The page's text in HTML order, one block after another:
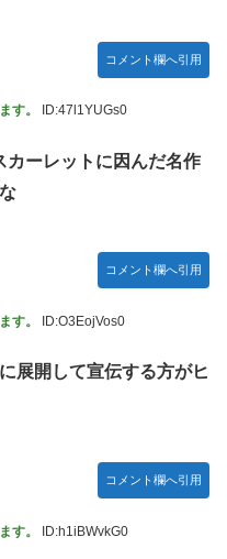
コメント欄へ引用
す。 ID:47l1YUGs0
ーレットに因んだ名作
コメント欄へ引用
す。 ID:O3EojVos0
展開して宣伝する方がヒ
コメント欄へ引用
す。 ID:h1iBWvkG0